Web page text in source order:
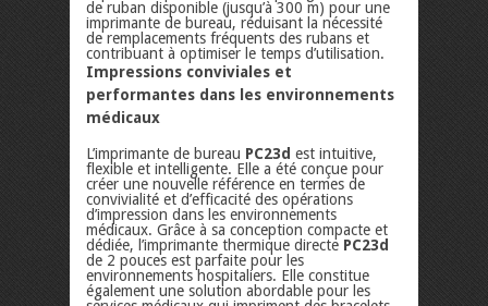
de ruban disponible (jusqu’à 300 m) pour une
imprimante de bureau, réduisant la nécessité
de remplacements fréquents des rubans et
contribuant à optimiser le temps d’utilisation.
Impressions conviviales et
performantes dans les environnements
médicaux
L’imprimante de bureau PC23d est intuitive,
flexible et intelligente. Elle a été conçue pour
créer une nouvelle référence en termes de
convivialité et d’efficacité des opérations
d’impression dans les environnements
médicaux. Grâce à sa conception compacte et
dédiée, l’imprimante thermique directe PC23d
de 2 pouces est parfaite pour les
environnements hospitaliers. Elle constitue
également une solution abordable pour les